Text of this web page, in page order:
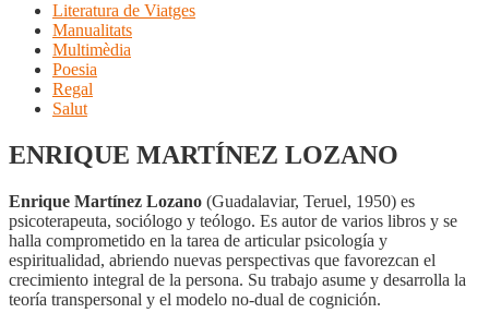
Literatura de Viatges
Manualitats
Multimèdia
Poesia
Regal
Salut
ENRIQUE MARTÍNEZ LOZANO
Enrique Martínez Lozano (Guadalaviar, Teruel, 1950) es
psicoterapeuta, sociólogo y teólogo. Es autor de varios libros y se
halla comprometido en la tarea de articular psicología y
espiritualidad, abriendo nuevas perspectivas que favorezcan el
crecimiento integral de la persona. Su trabajo asume y desarrolla la
teoría transpersonal y el modelo no-dual de cognición.